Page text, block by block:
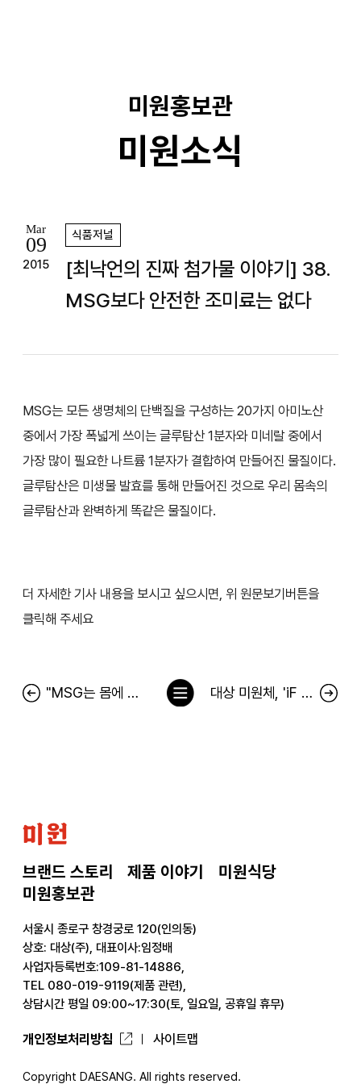
미원홍보관
미원소식
Mar
09
2015
식품저널
[최낙언의 진짜 첨가물 이야기] 38.
MSG보다 안전한 조미료는 없다
MSG는 모든 생명체의 단백질을 구성하는 20가지 아미노산
중에서 가장 폭넓게 쓰이는 글루탐산 1분자와 미네랄 중에서
가장 많이 필요한 나트륨 1분자가 결합하여 만들어진 물질이다.
글루탐산은 미생물 발효를 통해 만들어진 것으로 우리 몸속의
글루탐산과 완벽하게 똑같은 물질이다.
더 자세한 기사 내용을 보시고 싶으시면, 위 원문보기버튼을
클릭해 주세요
"MSG는 몸에 해롭지 않다" 대상 미원체, 'iF 디자인 어워드 2023' 커뮤니케이션 부문 수상
목
브랜드 스토리 제품 이야기
미원식당
미원홍보관
미
서울시 종로구 창경궁로 120(인의동)
상호: 대상(주), 대표이사:임정배
사업자등록번호:109-81-14886,
TEL 080-019-9119(제품 관련),
상담시간 평일 09:00~17:30(토, 일요일, 공휴일 휴무)
개인정보처리방침 사이트맵
Copyright DAESANG. All rights reserved.